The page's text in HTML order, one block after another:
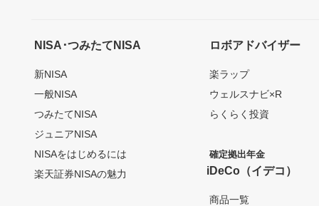
NISA･つみたてNISA
新NISA
一般NISA
つみたてNISA
ジュニアNISA
NISAをはじめるには
楽天証券NISAの魅力
ロボアドバイザー
楽ラップ
ウェルスナビ×R
らくらく投資
確定拠出年金
iDeCo（イデコ）
商品一覧